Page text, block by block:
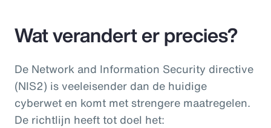
Wat verandert er precies?
De Network and Information Security directive
(NIS2) is veeleisender dan de huidige
cyberwet en komt met strengere maatregelen.
De richtlijn heeft tot doel het: